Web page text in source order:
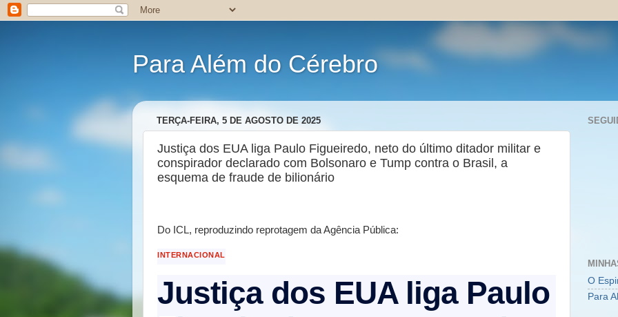
Para Além do Cérebro
TERÇA-FEIRA, 5 DE AGOSTO DE 2025
Justiça dos EUA liga Paulo Figueiredo, neto do último ditador militar e
conspirador declarado com Bolsonaro e Tump contra o Brasil, a
esquema de fraude de bilionário
Do ICL, reproduzindo reprotagem da Agência Pública:
INTERNACIONAL
Justiça dos EUA liga Paulo
O
Para